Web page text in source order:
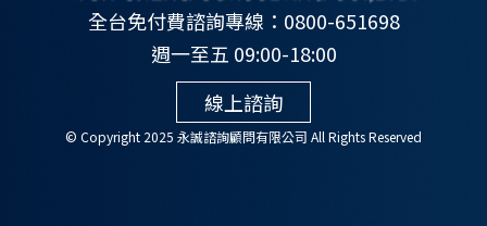
全台免付費諮詢專線：0800-651698
週一至五 09:00-18:00
線上諮詢
© Copyright 2025 永誠諮詢顧問有限公司 All Rights Reserved